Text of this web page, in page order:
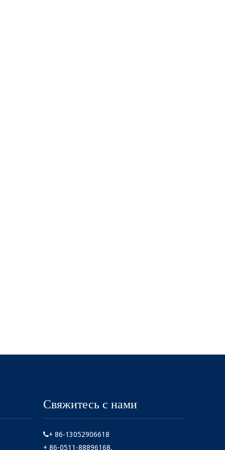
Свяжитесь с нами
+ 86-13052906618
+ 86-0511-88896168.